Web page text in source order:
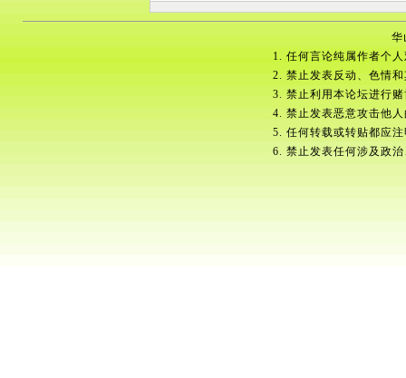
华
1. 任何言论纯属作者个
2. 禁止发表反动、色情
3. 禁止利用本论坛进行
4. 禁止发表恶意攻击他
5. 任何转载或转贴都应
6. 禁止发表任何涉及政